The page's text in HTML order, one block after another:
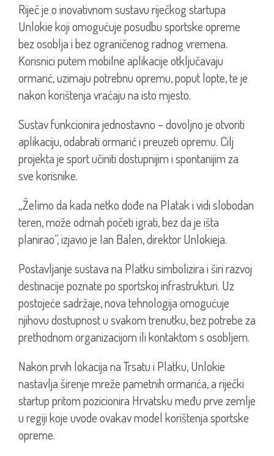
Riječ je o inovativnom sustavu riječkog startupa
Unlokie koji omogućuje posudbu sportske opreme
bez osoblja i bez ograničenog radnog vremena.
Korisnici putem mobilne aplikacije otključavaju
ormarić, uzimaju potrebnu opremu, poput lopte, te je
nakon korištenja vraćaju na isto mjesto.
Sustav funkcionira jednostavno – dovoljno je otvoriti
aplikaciju, odabrati ormarić i preuzeti opremu. Cilj
projekta je sport učiniti dostupnijim i spontanijim za
sve korisnike.
„Želimo da kada netko dođe na Platak i vidi slobodan
teren, može odmah početi igrati, bez da je išta
planirao”, izjavio je Ian Balen, direktor Unlokieja.
Postavljanje sustava na Platku simbolizira i širi razvoj
destinacije poznate po sportskoj infrastrukturi. Uz
postojeće sadržaje, nova tehnologija omogućuje
njihovu dostupnost u svakom trenutku, bez potrebe za
prethodnom organizacijom ili kontaktom s osobljem.
Nakon prvih lokacija na Trsatu i Platku, Unlokie
nastavlja širenje mreže pametnih ormarića, a riječki
startup pritom pozicionira Hrvatsku među prve zemlje
u regiji koje uvode ovakav model korištenja sportske
opreme.